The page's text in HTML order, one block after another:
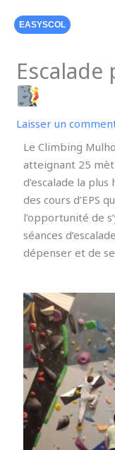
EASYSCOL
Laisser un
Le Climbing
atteignant 25
d’escalade la plus
des cours d’EPS
l’opportunité de
séances
dépenser et de